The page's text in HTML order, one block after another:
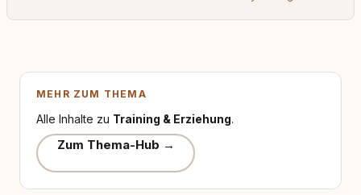
MEHR ZUM THEMA
Alle Inhalte zu Training & Erziehung.
Zum Thema-Hub →